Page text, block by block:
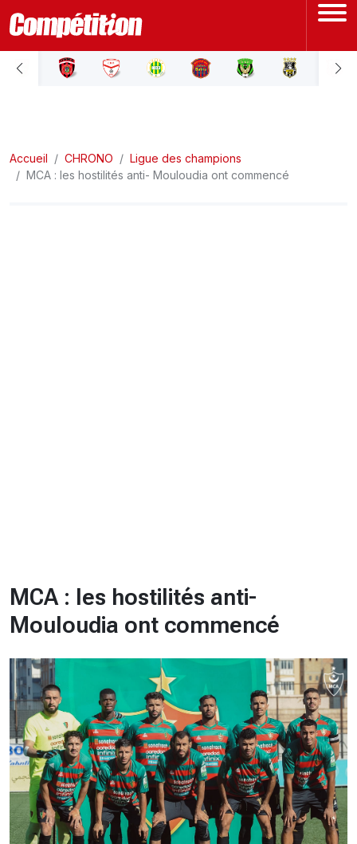
ACCUEIL
LIGUE 2
Accueil CHRONO
Ligue des champions
MCA : les hostilités anti- Mouloudia ont commencé
MCA : les hostilités anti-
Mouloudia ont commencé